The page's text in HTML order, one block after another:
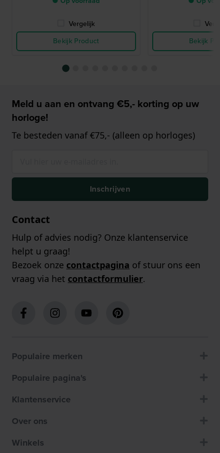
Vergelijk
Bekijk Product
Bekijk
Meld u aan en ontvang €5,- korting op uw
horloge!
Te besteden vanaf €75,- (alleen op horloges)
Inschrijven
Contact
Hulp of advies nodig? Onze klantenservice
helpt u graag!
Bezoek onze contactpagina of stuur ons een
vraag via het contactformulier.
Populaire merken
Populaire pagina's
Klantenservice
Over ons
Winkels